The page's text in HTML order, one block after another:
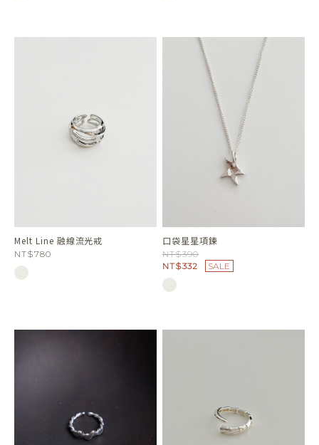
Melt Line 融線流光戒
NT$780
口袋星星項鍊
NT$390
NT$332
SALE